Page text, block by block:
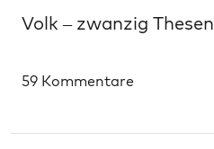
Volk – zwanzig Thesen
59 Kommentare